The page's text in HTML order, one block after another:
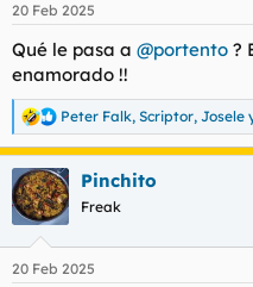
e
:
20 Feb 2025
Qué le pasa a @portento ?
enamorado !!
R
e
a
c
c
i
e
Peter Falk, Scriptor, Josele
Pinchito
Freak
20 Feb 2025